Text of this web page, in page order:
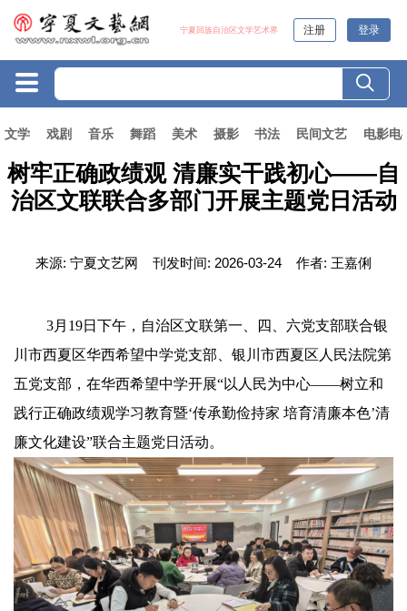
宁夏回族自治区文学艺术界 注册 登录
文学 戏剧 音乐 舞蹈 美术 摄影 书法 民间文艺 电影电
树牢正确政绩观 清廉实干践初心——自
治区文联联合多部门开展主题党日活动
来源: 宁夏文艺网 刊发时间: 2026-03-24 作者: 王嘉俐
3月19日下午，自治区文联第一、四、六党支部联合银
川市西夏区华西希望中学党支部、银川市西夏区人民法院第
五党支部，在华西希望中学开展“以人民为中心——树立和
践行正确政绩观学习教育暨‘传承勤俭持家 培育清廉本色’清
廉文化建设”联合主题党日活动。